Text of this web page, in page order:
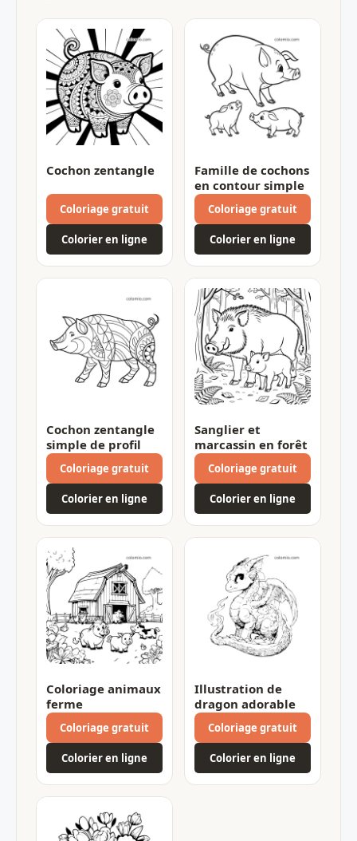
Cochon zentangle
Coloriage gratuit
Colorier en ligne
Famille de cochons
en contour simple
Coloriage gratuit
Colorier en ligne
Cochon zentangle
simple de profil
Coloriage gratuit
Colorier en ligne
Sanglier et
marcassin en forêt
Coloriage gratuit
Colorier en ligne
Coloriage animaux
ferme
Coloriage gratuit
Colorier en ligne
Illustration de
dragon adorable
Coloriage gratuit
Colorier en ligne